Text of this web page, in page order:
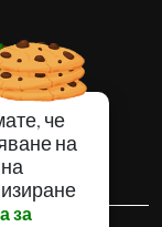
че
на
за